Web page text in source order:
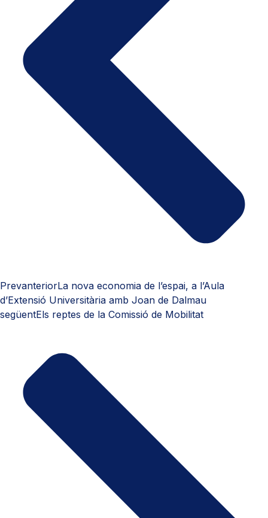
PrevanteriorLa nova economia de l’espai, a l’Aula
d’Extensió Universitària amb Joan de Dalmau
següentEls reptes de la Comissió de Mobilitat